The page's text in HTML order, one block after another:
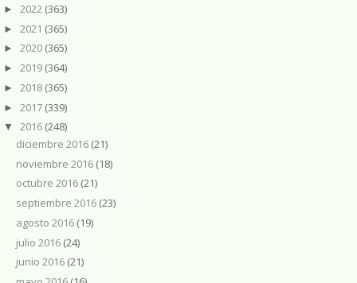
► 2022 (363)
► 2021 (365)
► 2020 (365)
► 2019 (364)
► 2018 (365)
► 2017 (339)
▼ 2016 (248)
diciembre 2016 (21)
noviembre 2016 (18)
octubre 2016 (21)
septiembre 2016 (23)
agosto 2016 (19)
julio 2016 (24)
junio 2016 (21)